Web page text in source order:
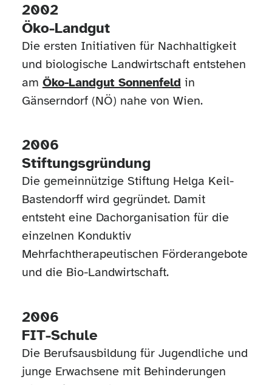
2002
Öko-Landgut
Die ersten Initiativen für Nachhaltigkeit
und biologische Landwirtschaft entstehen
am Öko-Landgut Sonnenfeldin
Gänserndorf (NÖ) nahe von Wien.
2006
Stiftungsgründung
Die gemeinnützige Stiftung Helga Keil-
Bastendorff wird gegründet. Damit
entsteht eine Dachorganisation für die
einzelnen Konduktiv
Mehrfachtherapeutischen Förderangebote
und die Bio-Landwirtschaft.
2006
FIT-Schule
Die Berufsausbildung für Jugendliche und
junge Erwachsene mit Behinderungen